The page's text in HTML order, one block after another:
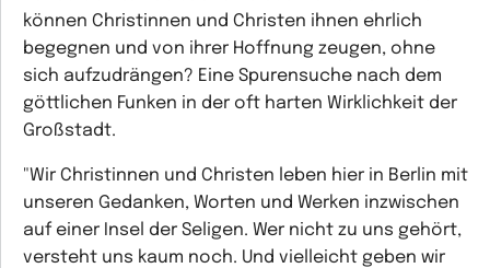
können Christinnen und Christen ihnen ehrlich
begegnen und von ihrer Hoffnung zeugen, ohne
sich aufzudrängen? Eine Spurensuche nach dem
göttlichen Funken in der oft harten Wirklichkeit der
Großstadt.
"Wir Christinnen und Christen leben hier in Berlin mit
unseren Gedanken, Worten und Werken inzwischen
auf einer Insel der Seligen. Wer nicht zu uns gehört,
versteht uns kaum noch. Und vielleicht geben wir